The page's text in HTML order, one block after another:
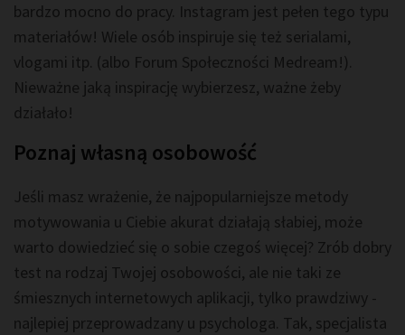
bardzo mocno do pracy. Instagram jest pełen tego typu
materiałów! Wiele osób inspiruje się też serialami,
vlogami itp. (albo Forum Społeczności Medream!).
Nieważne jaką inspirację wybierzesz, ważne żeby
działało!
Poznaj własną osobowość
Jeśli masz wrażenie, że najpopularniejsze metody
motywowania u Ciebie akurat działają słabiej, może
warto dowiedzieć się o sobie czegoś więcej? Zrób dobry
test na rodzaj Twojej osobowości, ale nie taki ze
śmiesznych internetowych aplikacji, tylko prawdziwy -
najlepiej przeprowadzany u psychologa. Tak, specjalista